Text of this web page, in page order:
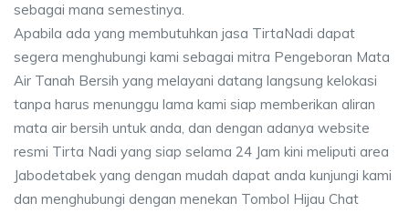
sebagai mana semestinya.
Apabila ada yang membutuhkan jasa TirtaNadi dapat
segera menghubungi kami sebagai mitra Pengeboran Mata
Air Tanah Bersih yang melayani datang langsung kelokasi
tanpa harus menunggu lama kami siap memberikan aliran
mata air bersih untuk anda, dan dengan adanya website
resmi Tirta Nadi yang siap selama 24 Jam kini meliputi area
Jabodetabek yang dengan mudah dapat anda kunjungi kami
dan menghubungi dengan menekan Tombol Hijau Chat